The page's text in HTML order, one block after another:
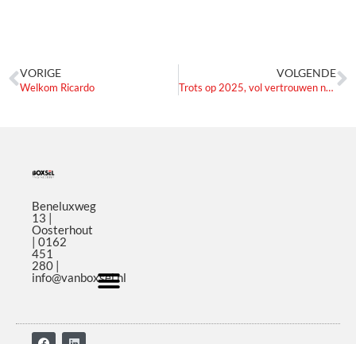
VORIGE
Welkom Ricardo
VOLGENDE
Trots op 2025, vol vertrouwen naar 2026.
Beneluxweg
13 |
Oosterhout
| 0162
451
280 |
info@vanboxsel.nl